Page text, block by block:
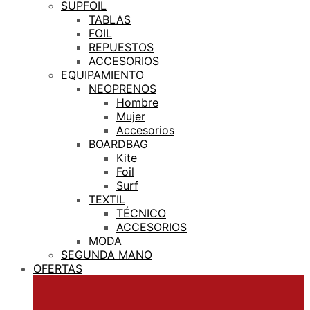
SUPFOIL
TABLAS
FOIL
REPUESTOS
ACCESORIOS
EQUIPAMIENTO
NEOPRENOS
Hombre
Mujer
Accesorios
BOARDBAG
Kite
Foil
Surf
TEXTIL
TÉCNICO
ACCESORIOS
MODA
SEGUNDA MANO
OFERTAS